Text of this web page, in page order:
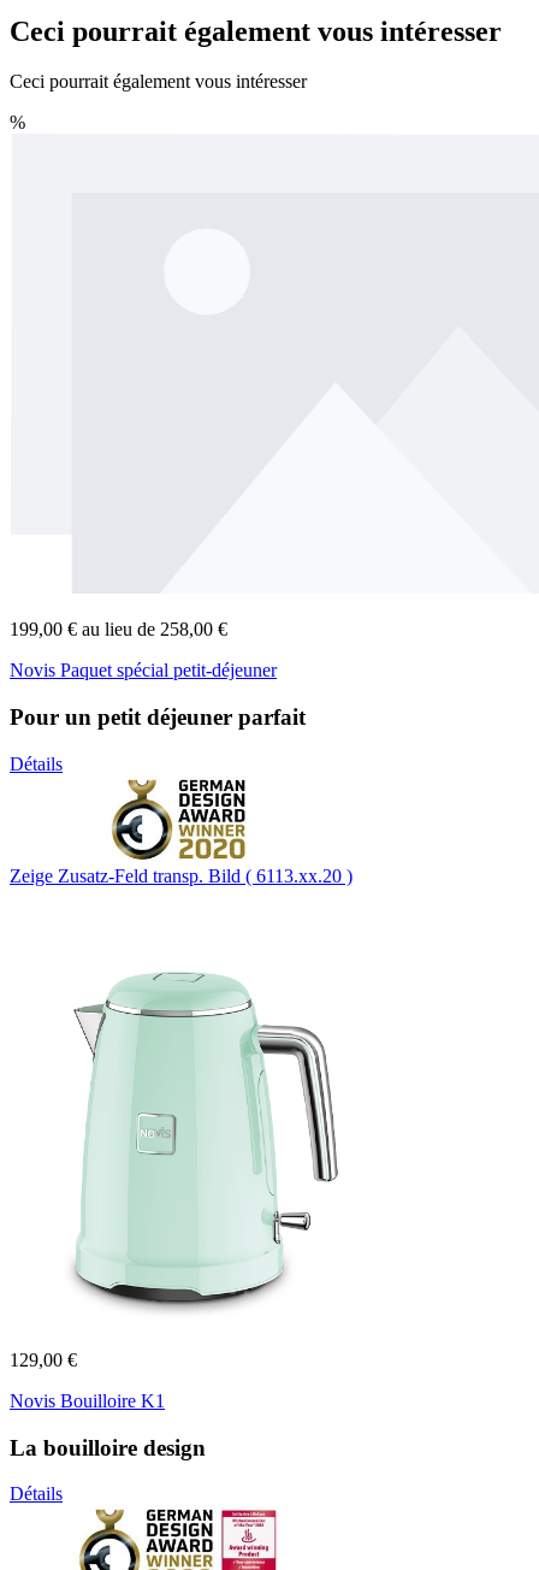
Ceci pourrait également vous intéresser
Ceci pourrait également vous intéresser
%
199,00 € au lieu de 258,00 €
Novis Paquet spécial petit-déjeuner
Pour un petit déjeuner parfait
Détails
Zeige Zusatz-Feld transp. Bild ( 6113.xx.20 )
129,00 €
Novis Bouilloire K1
La bouilloire design
Détails